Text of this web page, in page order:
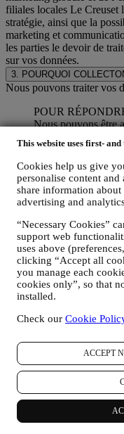
This website uses first-
Cookies help us give
personalise content
share information
advertising and
“Necessary Cookies”
support web
uses above
clicking “Accept all
you manage each
cookies only”, so that
installed.
Check our Cookie
ACCEPT
filiales locales Le Creuset
stratégie, ainsi que la
marketing et
les parties le devoir de
sur vos données.
3. POURQUOI
Nous pouvons traiter vos
POUR
Nous pouvons être
qu’à d’autres
les pouvoirs publics.
POUR CRÉER
Nous utiliserons vos
Creuset, qui vous
mieux tirer profit de
rapide à la caisse et
d’expédition ou de
Toute activité de
vous offrir ces
Creuset.
POUR GÉRER
FOURNITURE
PRESTATION
PROPOSER
Nous utiliserons
contractuelle avec
et en boutique Le
assistance après-
concours. Nous
vous concernant